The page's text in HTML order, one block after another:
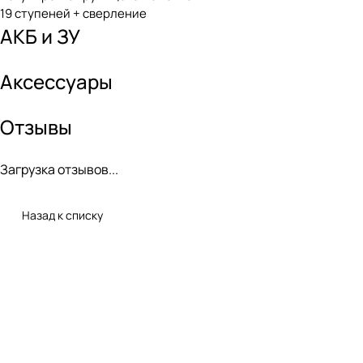
19 ступеней + сверление
АКБ и ЗУ
Аксессуары
Отзывы
Загрузка отзывов...
Назад к списку